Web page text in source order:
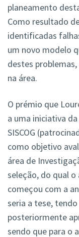
planeamento
Como resultado
identificadas
um novo modelo
destes
na área.
O prémio que
a uma iniciativa
SISCOG
como objetivo
área de
seleção, do qual o
começou com a
seria a tese,
posteriormente
sendo que para o